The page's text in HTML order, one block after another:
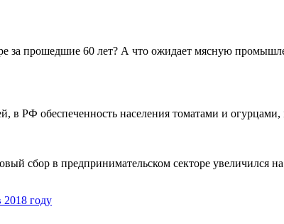
за прошедшие 60 лет? А что ожидает мясную
РФ обеспеченность населения томатами и
сбор в предпринимательском секторе увеличился
году